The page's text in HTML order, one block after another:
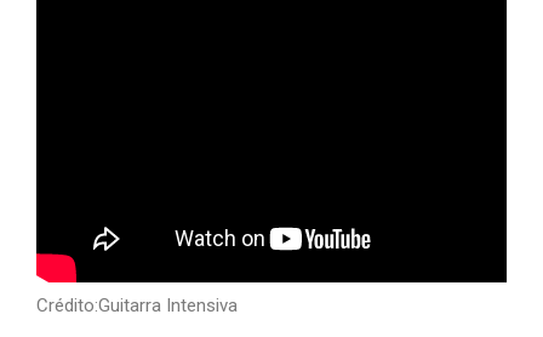
Crédito:Guitarra Intensiva